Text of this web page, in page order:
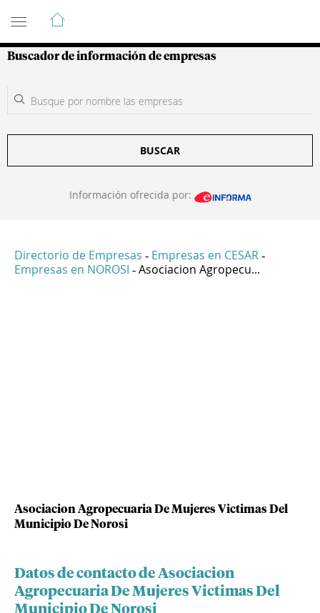
Guía de Empresas Colombianas
Buscador de información de empresas
BUSCAR
Información ofrecida por:
Directorio de Empresas - Empresas en CESAR -
Empresas en NOROSI - Asociacion Agropecu...
Asociacion Agropecuaria De Mujeres Victimas Del
Municipio De Norosi
Datos de contacto de Asociacion
Agropecuaria De Mujeres Victimas Del
Municipio De Norosi